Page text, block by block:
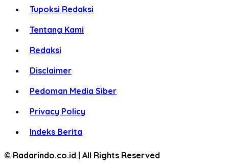
Tupoksi Redaksi
Tentang Kami
Redaksi
Disclaimer
Pedoman Media Siber
Privacy Policy
Indeks Berita
© Radarindo.co.id | All Rights Reserved